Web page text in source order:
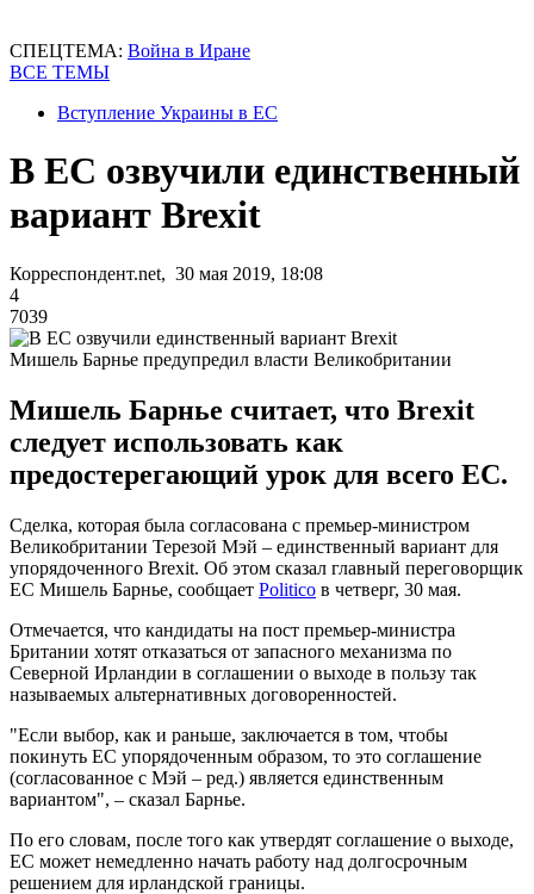
СПЕЦТЕМА: Война в Иране
ВСЕ ТЕМЫ
Вступление Украины в ЕС
В ЕС озвучили единственный
вариант Brexit
Корреспондент.net, 30 мая 2019, 18:08
4
7039
Мишель Барнье предупредил власти Великобритании
Мишель Барнье считает, что Brexit
следует использовать как
предостерегающий урок для всего ЕС.
Сделка, которая была согласована с премьер-министром
Великобритании Терезой Мэй – единственный вариант для
упорядоченного Brexit. Об этом сказал главный переговорщик
ЕС Мишель Барнье, сообщает Politico в четверг, 30 мая.
Отмечается, что кандидаты на пост премьер-министра
Британии хотят отказаться от запасного механизма по
Северной Ирландии в соглашении о выходе в пользу так
называемых альтернативных договоренностей.
"Если выбор, как и раньше, заключается в том, чтобы
покинуть ЕС упорядоченным образом, то это соглашение
(согласованное с Мэй – ред.) является единственным
вариантом", – сказал Барнье.
По его словам, после того как утвердят соглашение о выходе,
ЕС может немедленно начать работу над долгосрочным
решением для ирландской границы.